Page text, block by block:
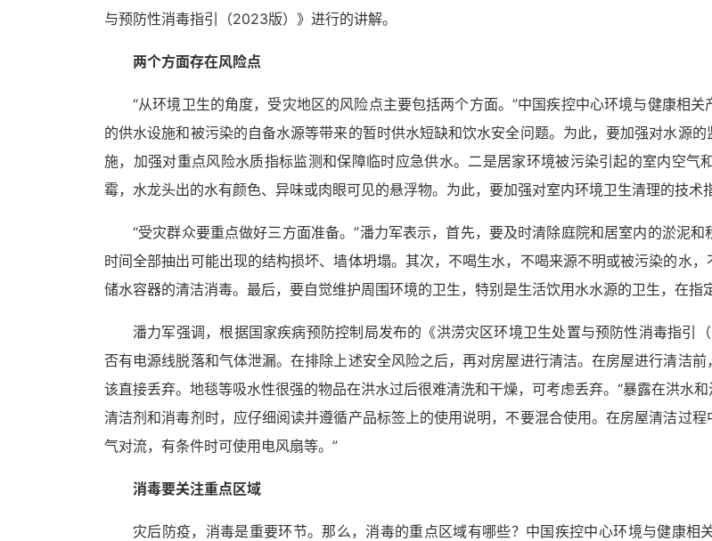
与预防性消毒指引（2023版）》进行的讲解。
两个方面存在风险点
“从环境卫生的角度，受灾地区的风险点主要包括两个方面。”中国疾控中心环境与健康相
的供水设施和被污染的自备水源等带来的暂时供水短缺和饮水安全问题。为此，要加强对水源
施，加强对重点风险水质指标监测和保障临时应急供水。二是居家环境被污染引起的室内空
霉，水龙头出的水有颜色、异味或肉眼可见的悬浮物。为此，要加强对室内环境卫生清理的技术
“受灾群众要重点做好三方面准备。”潘力军表示，首先，要及时清除庭院和居室内的淤泥
时间全部抽出可能出现的结构损坏、墙体坍塌。其次，不喝生水，不喝来源不明或被污染的水
储水容器的清洁消毒。最后，要自觉维护周围环境的卫生，特别是生活饮用水水源的卫生，在指
潘力军强调，根据国家疾病预防控制局发布的《洪涝灾区环境卫生处置与预防性消毒指引
否有电源线脱落和气体泄漏。在排除上述安全风险之后，再对房屋进行清洁。在房屋进行清洁
该直接丢弃。地毯等吸水性很强的物品在洪水过后很难清洗和干燥，可考虑丢弃。“暴露在洪水
清洁剂和消毒剂时，应仔细阅读并遵循产品标签上的使用说明，不要混合使用。在房屋清洁过
气对流，有条件时可使用电风扇等。”
消毒要关注重点区域
灾后防疫，消毒是重要环节。那么，消毒的重点区域有哪些？中国疾控中心环境与健康